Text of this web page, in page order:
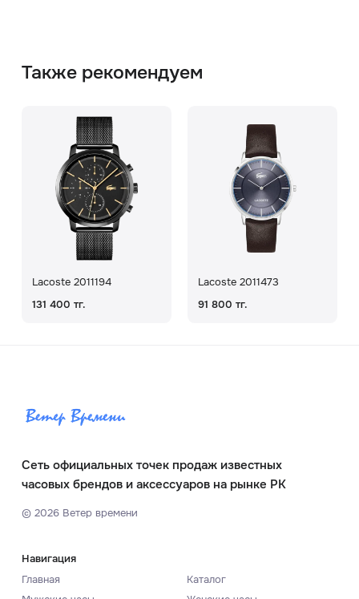
Также рекомендуем
Lacoste 2011194
131 400 тг.
Lacoste 2011473
91 800 тг.
Сеть официальных точек продаж известных
часовых брендов и аксессуаров на рынке РК
© 2026Ветер времени
Навигация
Главная
Каталог